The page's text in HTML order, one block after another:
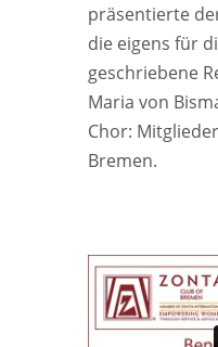
präsentierte
die eigens für
geschriebene
Maria von
Chor:
Bremen.